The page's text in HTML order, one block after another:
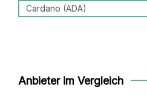
Cardano (ADA)
Anbieter im Vergleich